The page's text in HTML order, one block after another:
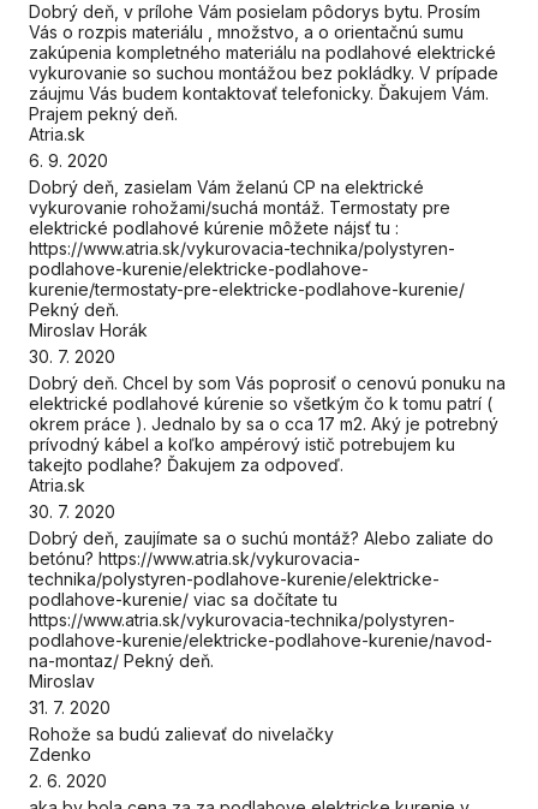
Dobrý deň, v prílohe Vám posielam pôdorys bytu. Prosím
Vás o rozpis materiálu , množstvo, a o orientačnú sumu
zakúpenia kompletného materiálu na podlahové elektrické
vykurovanie so suchou montážou bez pokládky. V prípade
záujmu Vás budem kontaktovať telefonicky. Ďakujem Vám.
Prajem pekný deň.
Atria.sk
6. 9. 2020
Dobrý deň, zasielam Vám želanú CP na elektrické
vykurovanie rohožami/suchá montáž. Termostaty pre
elektrické podlahové kúrenie môžete nájsť tu :
https://www.atria.sk/vykurovacia-technika/polystyren-
podlahove-kurenie/elektricke-podlahove-
kurenie/termostaty-pre-elektricke-podlahove-kurenie/
Pekný deň.
Miroslav Horák
30. 7. 2020
Dobrý deň. Chcel by som Vás poprosiť o cenovú ponuku na
elektrické podlahové kúrenie so všetkým čo k tomu patrí (
okrem práce ). Jednalo by sa o cca 17 m2. Aký je potrebný
prívodný kábel a koľko ampérový istič potrebujem ku
takejto podlahe? Ďakujem za odpoveď.
Atria.sk
30. 7. 2020
Dobrý deň, zaujímate sa o suchú montáž? Alebo zaliate do
betónu? https://www.atria.sk/vykurovacia-
technika/polystyren-podlahove-kurenie/elektricke-
podlahove-kurenie/ viac sa dočítate tu
https://www.atria.sk/vykurovacia-technika/polystyren-
podlahove-kurenie/elektricke-podlahove-kurenie/navod-
na-montaz/ Pekný deň.
Miroslav
31. 7. 2020
Rohože sa budú zalievať do nivelačky
Zdenko
2. 6. 2020